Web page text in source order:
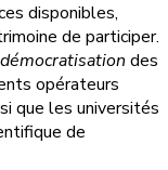
disponibles,
de participer.
des
opérateurs
que les universités
de